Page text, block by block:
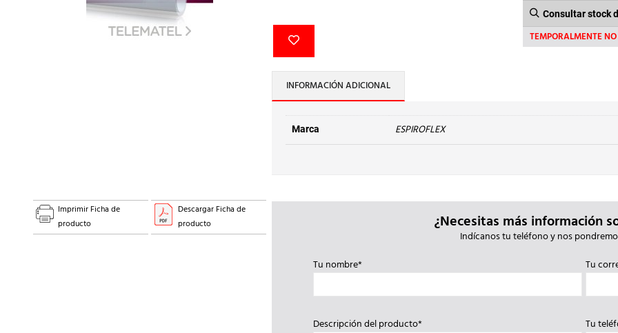
Consultar stock
TEMPORALMENTE
INFORMACIÓN ADICIONAL
Marca ESPIROFLEX
Imprimir Ficha de
producto
Descargar Ficha de
producto
¿Necesitas más información
Indícanos tu teléfono y nos
Tu nombre*
Tu
Descripción del producto* Tu